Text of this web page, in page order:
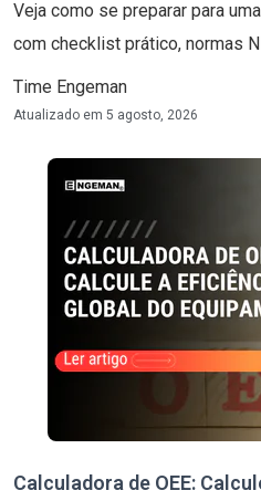
Veja como se preparar para
com checklist prático, normas
Time Engeman
Atualizado em 5 agosto, 2026
Calculadora de OEE: